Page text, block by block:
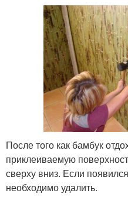
После того как бамбук
приклеиваемую
сверху вниз. Если
необходимо удалить.